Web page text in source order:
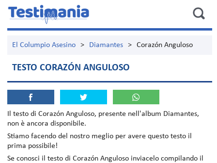
El Columpio Asesino > Diamantes > Corazón Anguloso
TESTO CORAZÓN ANGULOSO
Il testo di Corazón Anguloso, presente nell'album Diamantes,
non è ancora disponibile.
Stiamo facendo del nostro meglio per avere questo testo il
prima possibile!
Se conosci il testo di Corazón Anguloso inviacelo compilando il